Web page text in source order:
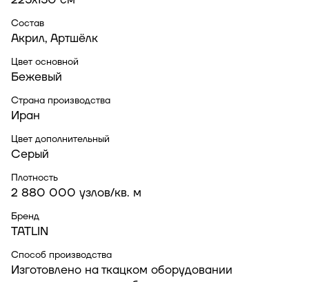
Состав
Акрил, Артшёлк
Цвет основной
Бежевый
Страна производства
Иран
Цвет дополнительный
Серый
Плотность
2 880 000 узлов/кв. м
Бренд
TATLIN
Способ производства
Изготовлено на ткацком оборудовании